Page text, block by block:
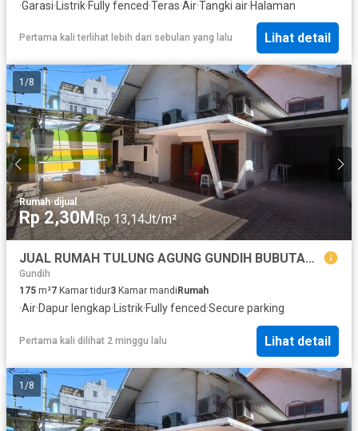
·Garasi·Listrik·Fully fenced·Teras·Air·Tangki air·Halaman
Pertama kali terlihat lebih dari sebulan yang lalu Lihat detail
1 /8
Rumah·dijual
Rp 2,30MRp 13,14Jt/m²
JUAL RUMAH TULUNG AGUNG GUNDIH BUBUTAN SURABAYA COCOK UNTUK GUDANG KOS KOSAN
Gundih
175 m²7 Kamar tidur3 Kamar mandi Rumah
·Air·Dapur lengkap· Listrik·Fully fenced·Secure parking
Pertama kali dilihat 2 minggu lalu Lihat detail
1 /8